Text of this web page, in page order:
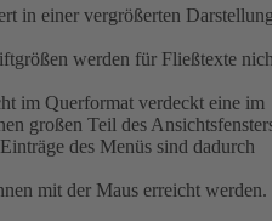
in einer vergrößerten
werden für Fließtexte
im Querformat verdeckt eine im
großen Teil des
des Menüs sind dadurch
mit der Maus erreicht werden.